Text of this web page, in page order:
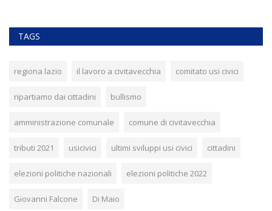
TAGS
regiona lazio il lavoro a civitavecchia comitato usi civici
ripartiamo dai cittadini bullismo
amministrazione comunale comune di civitavecchia
tributi 2021 usicivici ultimi sviluppi usi civici cittadini
elezioni politiche nazionali elezioni politiche 2022
Giovanni Falcone Di Maio